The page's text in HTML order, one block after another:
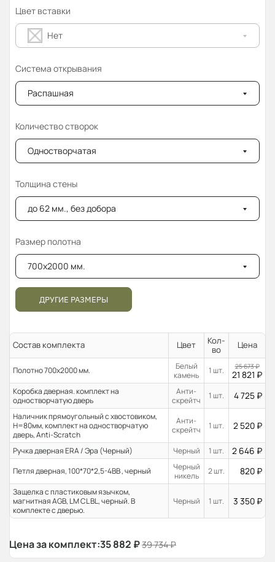
Цвет вставки
Нет
Система открывания
Распашная
Количество створок
Одностворчатая
Толщина стены
до 62 мм., без добора
Размер полотна
700x2000 мм.
ДРУГИЕ РАЗМЕРЫ
Состав комплекта Цвет
Кол-
во
Цена
Полотно 700x2000 мм.
Белый
камень
1 шт. 25 673₽
21 821 ₽
Коробка дверная. комплект на
одностворчатую дверь
Анти-
скрейтч
1 шт. 4 725 ₽
Наличник прямоугольный с хвостовиком,
H=80мм, комплект на одностворчатую
дверь, Anti-Scratch
Анти-
скрейтч
1 шт. 2 520 ₽
Ручка дверная ERA / Эра (Черный) Черный 1 шт. 2 646 ₽
Петля дверная, 100*70*2,5-4ВВ , черный
Черный
никель
2 шт. 820 ₽
Защелка с пластиковым язычком,
магнитная AGB, LM CL BL, черный. В
комплекте с дверью.
Черный 1 шт. 3 350 ₽
Цена за комплект:35 882 ₽39 734₽